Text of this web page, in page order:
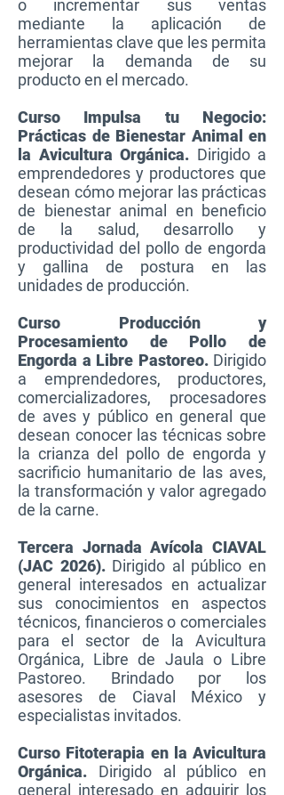
o incrementar sus ventas
mediante la aplicación de
herramientas clave que les permita
mejorar la demanda de su
producto en el mercado.
Curso Impulsa tu Negocio:
Prácticas de Bienestar Animal en
la Avicultura Orgánica. Dirigido a
emprendedores y productores que
desean cómo mejorar las prácticas
de bienestar animal en beneficio
de la salud, desarrollo y
productividad del pollo de engorda
y gallina de postura en las
unidades de producción.
Curso Producción y
Procesamiento de Pollo de
Engorda a Libre Pastoreo.Dirigido
a emprendedores, productores,
comercializadores, procesadores
de aves y público en general que
desean conocer las técnicas sobre
la crianza del pollo de engorda y
sacrificio humanitario de las aves,
la transformación y valor agregado
de la carne.
Tercera Jornada Avícola CIAVAL
(JAC 2026).Dirigido al público en
general interesados en actualizar
sus conocimientos en aspectos
técnicos, financieros o comerciales
para el sector de la Avicultura
Orgánica, Libre de Jaula o Libre
Pastoreo. Brindado por los
asesores de Ciaval México y
especialistas invitados.
Curso Fitoterapia en la Avicultura
Orgánica. Dirigido al público en
general interesado en adquirir los